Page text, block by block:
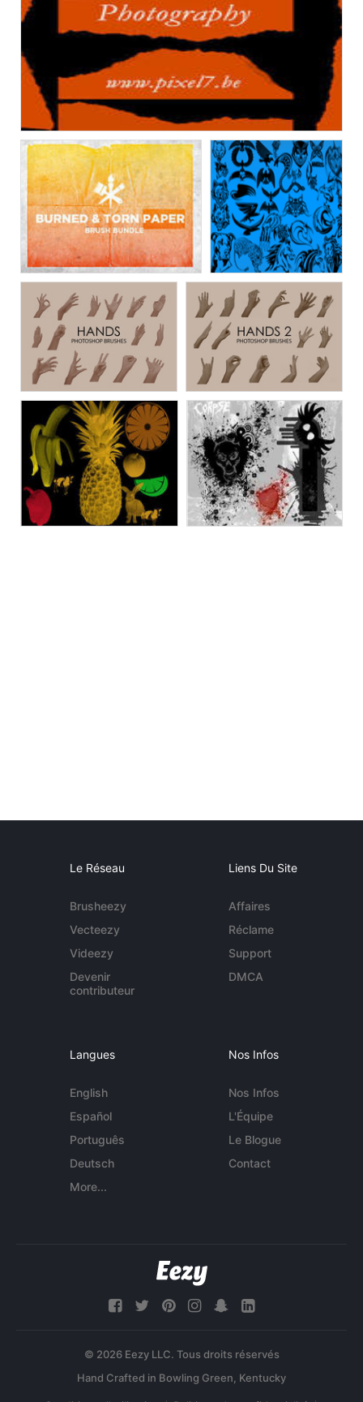
Le Réseau
Brusheezy
Vecteezy
Videezy
Devenir
contributeur
Liens Du Site
Affaires
Réclame
Support
DMCA
Langues
English
Español
Português
Deutsch
More...
Nos Infos
Nos Infos
L'Équipe
Le Blogue
Contact
© 2026 Eezy LLC. Tous droits réservés